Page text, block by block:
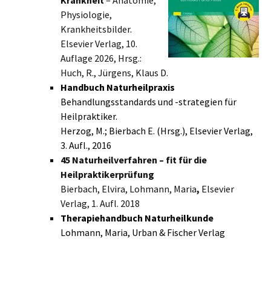
Physiologie,
Krankheitsbilder.
Elsevier Verlag, 10.
Auflage 2026, Hrsg.:
Huch, R., Jürgens, Klaus D.
Handbuch Naturheilpraxis
Behandlungsstandards und -strategien für
Heilpraktiker.
Herzog, M.; Bierbach E. (Hrsg.), Elsevier Verlag,
3. Aufl., 2016
45 Naturheilverfahren – fit für die
Heilpraktikerprüfung
Bierbach, Elvira, Lohmann, Maria, Elsevier
Verlag, 1. Aufl. 2018
Therapiehandbuch Naturheilkunde
Lohmann, Maria, Urban & Fischer Verlag